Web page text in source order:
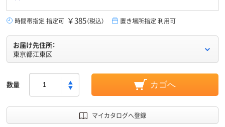
時間帯指定 指定可 ￥385（税込） 置き場所指定 利用可
お届け先住所：
東京都江東区
数量 カゴへ
マイカタログへ登録